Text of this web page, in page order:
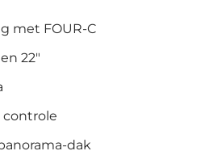
met FOUR-C
22"
controle
dak